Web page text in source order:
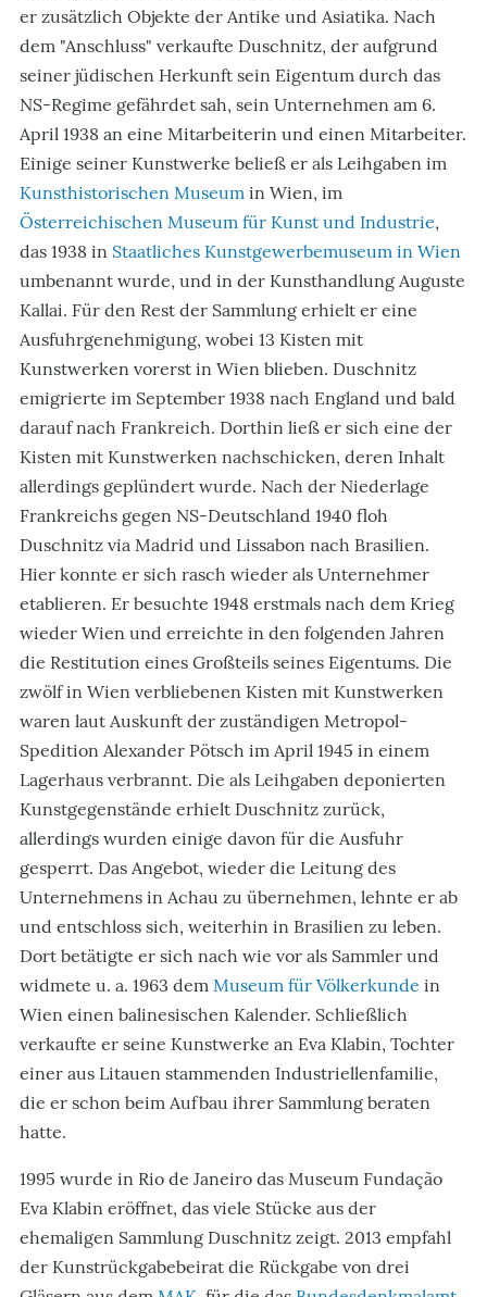
er zusätzlich Objekte der Antike und Asiatika. Nach
dem "Anschluss" verkaufte Duschnitz, der aufgrund
seiner jüdischen Herkunft sein Eigentum durch das
NS-Regime gefährdet sah, sein Unternehmen am 6.
April 1938 an eine Mitarbeiterin und einen Mitarbeiter.
Einige seiner Kunstwerke beließ er als Leihgaben im
Kunsthistorischen Museum in Wien, im
Österreichischen Museum für Kunst und Industrie,
das 1938 in Staatliches Kunstgewerbemuseum in Wien
umbenannt wurde, und in der Kunsthandlung Auguste
Kallai. Für den Rest der Sammlung erhielt er eine
Ausfuhrgenehmigung, wobei 13 Kisten mit
Kunstwerken vorerst in Wien blieben. Duschnitz
emigrierte im September 1938 nach England und bald
darauf nach Frankreich. Dorthin ließ er sich eine der
Kisten mit Kunstwerken nachschicken, deren Inhalt
allerdings geplündert wurde. Nach der Niederlage
Frankreichs gegen NS-Deutschland 1940 floh
Duschnitz via Madrid und Lissabon nach Brasilien.
Hier konnte er sich rasch wieder als Unternehmer
etablieren. Er besuchte 1948 erstmals nach dem Krieg
wieder Wien und erreichte in den folgenden Jahren
die Restitution eines Großteils seines Eigentums. Die
zwölf in Wien verbliebenen Kisten mit Kunstwerken
waren laut Auskunft der zuständigen Metropol-
Spedition Alexander Pötsch im April 1945 in einem
Lagerhaus verbrannt. Die als Leihgaben deponierten
Kunstgegenstände erhielt Duschnitz zurück,
allerdings wurden einige davon für die Ausfuhr
gesperrt. Das Angebot, wieder die Leitung des
Unternehmens in Achau zu übernehmen, lehnte er ab
und entschloss sich, weiterhin in Brasilien zu leben.
Dort betätigte er sich nach wie vor als Sammler und
widmete u. a. 1963 dem Museum für Völkerkunde in
Wien einen balinesischen Kalender. Schließlich
verkaufte er seine Kunstwerke an Eva Klabin, Tochter
einer aus Litauen stammenden Industriellenfamilie,
die er schon beim Aufbau ihrer Sammlung beraten
hatte.
1995 wurde in Rio de Janeiro das Museum Fundação
Eva Klabin eröffnet, das viele Stücke aus der
ehemaligen Sammlung Duschnitz zeigt. 2013 empfahl
der Kunstrückgabebeirat die Rückgabe von drei